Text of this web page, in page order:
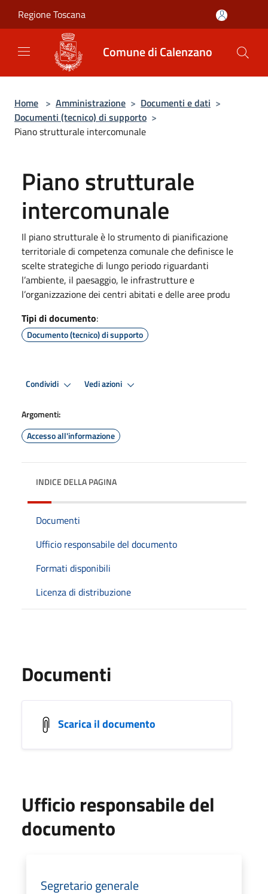
Regione Toscana
Comune di Calenzano
Home > Amministrazione > Documenti e dati >
Documenti (tecnico) di supporto >
Piano strutturale intercomunale
Piano strutturale
intercomunale
Il piano strutturale è lo strumento di pianificazione
territoriale di competenza comunale che definisce le
scelte strategiche di lungo periodo riguardanti
l’ambiente, il paesaggio, le infrastrutture e
l’organizzazione dei centri abitati e delle aree produ
Tipi di documento:
Documento (tecnico) di supporto
Condividi Vedi azioni
Argomenti:
Accesso all'informazione
INDICE DELLA PAGINA
Documenti
Ufficio responsabile del documento
Formati disponibili
Licenza di distribuzione
Documenti
Scarica il documento
Ufficio responsabile del
documento
Segretario generale